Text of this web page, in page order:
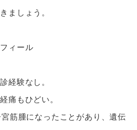
ましょう。
ィール
経験なし。
痛もひどい。
筋腫になったことがあり、遺伝